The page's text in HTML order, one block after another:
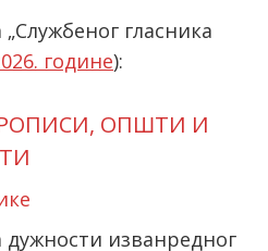
гласника
године):
ОПШТИ И
дужности изванредног